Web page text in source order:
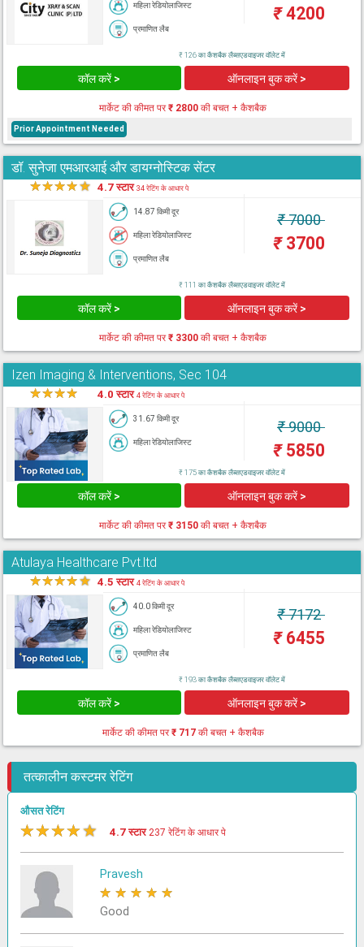
महिला रेडियोलाजिस्ट
प्रमाणित लैब
₹4200
₹ 126 का कैशबैक लैब्सएडवाइजर वॉलेट में
कॉल करें > ऑनलाइन बुक करें >
मार्केट की कीमत पर₹ 2800 की बचत + कैशबैक
Prior Appointment Needed
डॉ. सुनेजा एमआरआई और डायग्नोस्टिक सेंटर
★★★★★ 4.7 स्टार34 रेटिंग के आधार पे
14.87 किमी दूर
महिला रेडियोलाजिस्ट
प्रमाणित लैब
₹7000
₹3700
₹ 111 का कैशबैक लैब्सएडवाइजर वॉलेट में
कॉल करें > ऑनलाइन बुक करें >
मार्केट की कीमत पर₹ 3300 की बचत + कैशबैक
Izen Imaging & Interventions, Sec 104
★★★★ 4.0 स्टार4 रेटिंग के आधार पे
31.67 किमी दूर
महिला रेडियोलाजिस्ट
₹9000
₹5850
₹ 175 का कैशबैक लैब्सएडवाइजर वॉलेट में
कॉल करें > ऑनलाइन बुक करें >
मार्केट की कीमत पर₹ 3150 की बचत + कैशबैक
Atulaya Healthcare Pvt.ltd
★★★★★ 4.5 स्टार4 रेटिंग के आधार पे
40.0 किमी दूर
महिला रेडियोलाजिस्ट
प्रमाणित लैब
₹7172
₹6455
₹ 193 का कैशबैक लैब्सएडवाइजर वॉलेट में
कॉल करें > ऑनलाइन बुक करें >
मार्केट की कीमत पर₹ 717की बचत + कैशबैक
तत्कालीन कस्टमर रेटिंग
औसत रेटिंग
★★★★★ 4.7 स्टार237 रेटिंग के आधार पे
Pravesh
★ ★ ★ ★ ★
Good